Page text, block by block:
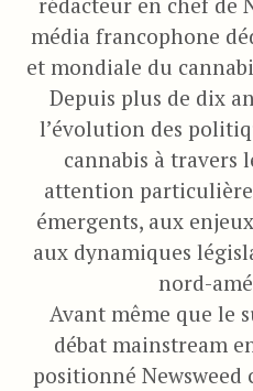
média francophone
et mondiale du
Depuis plus de dix
l’évolution des
cannabis à travers
attention
émergents, aux
aux dynamiques
nord-
Avant même que le
débat mainstream
positionné Newsweed